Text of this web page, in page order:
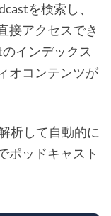
を検索し、
接アクセスでき
インデックス
オコンテンツが
析して自動的に
ポッドキャスト